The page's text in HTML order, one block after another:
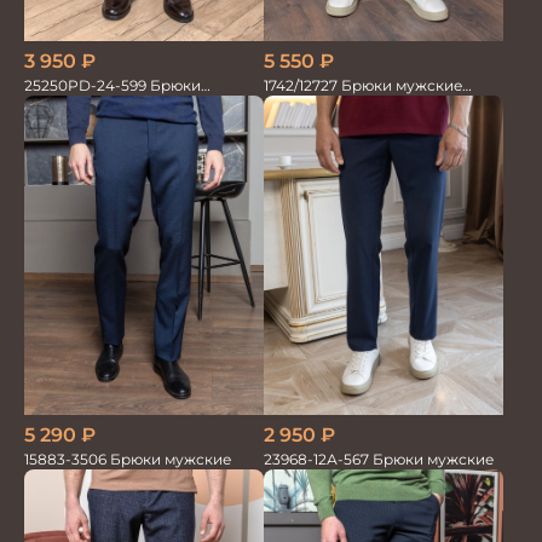
3 950 ₽
25250PD-24-599 Брюки
мужские
5 550 ₽
1742/12727 Брюки мужские
100%лён син
5 290 ₽
15883-3506 Брюки мужские
2 950 ₽
23968-12А-567 Брюки мужские